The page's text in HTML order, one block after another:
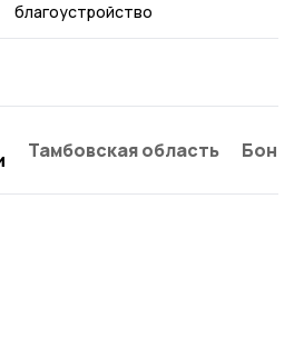
благоустройство
Тамбовская область